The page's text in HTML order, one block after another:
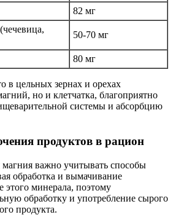
82 мг
50-70 мг
80 мг
в цельных зернах и орехах
но и клетчатка, благоприятно
системы и абсорбцию
продуктов в рацион
важно учитывать способы
обработка и вымачивание
минерала, поэтому
обработку и употребление сырого
продукта.